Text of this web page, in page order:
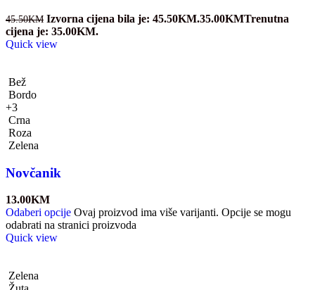
45.50KM Izvorna cijena bila je: 45.50KM.35.00KMTrenutna
cijena je: 35.00KM.
Quick view
Bež
Bordo
+3
Crna
Roza
Zelena
Novčanik
13.00KM
Odaberi opcije Ovaj proizvod ima više varijanti. Opcije se mogu
odabrati na stranici proizvoda
Quick view
Zelena